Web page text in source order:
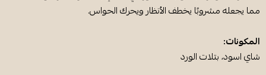
مما يجعله مشروبًا يخطف الأنظار ويحرك الحواس.
المكونات:
شاي اسود، بتلات الورد